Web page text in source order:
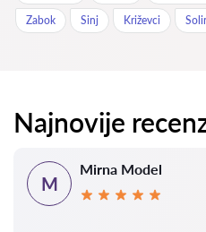
Zabok Sinj Križevci
Najnovije
M
Mirna Model